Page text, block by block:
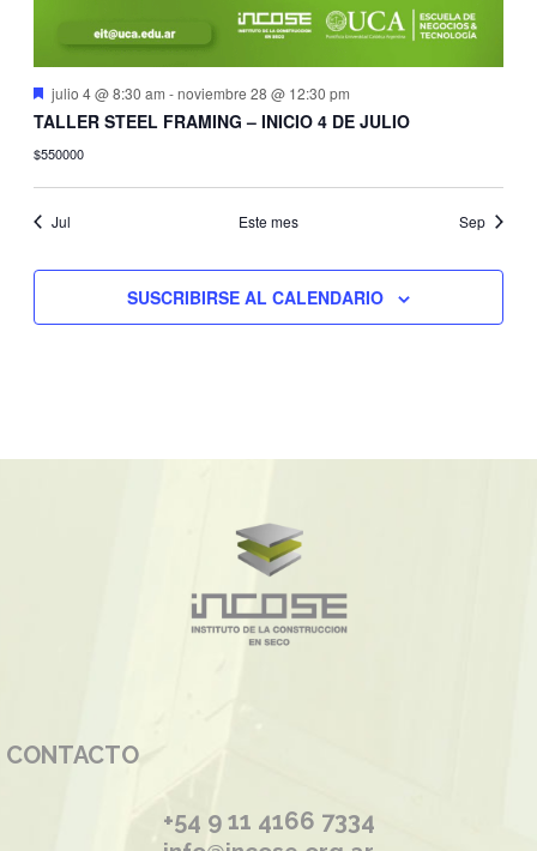
Destacado
julio 4 @ 8:30 am -noviembre 28 @ 12:30 pm
TALLER STEEL FRAMING – INICIO 4 DE JULIO
$550000
Jul Este mes Sep
SUSCRIBIRSE AL CALENDARIO
CONTACTO
+54 9 11 4166 7334